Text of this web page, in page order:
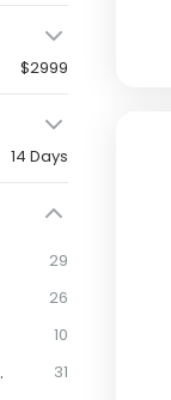
$2999
14 Days
29
26
10
31